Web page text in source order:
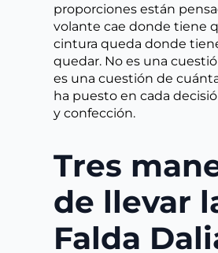
proporciones están
volante cae donde tiene
cintura queda donde
quedar. No es una
es una cuestión de
ha puesto en cada
y confección.
Tres
de llevar
Falda